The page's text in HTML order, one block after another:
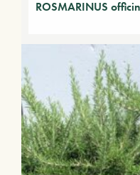
ROSMARINUS